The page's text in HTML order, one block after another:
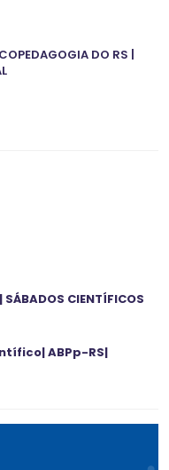
DO RS |
SÁBADOS CIENTÍFICOS
ABPp-RS|